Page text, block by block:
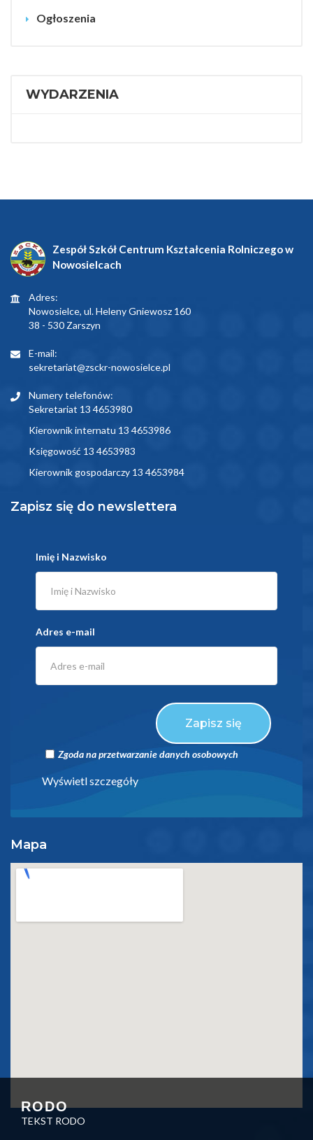
Ogłoszenia
WYDARZENIA
Zespół Szkół Centrum Kształcenia Rolniczego w
Nowosielcach
Adres:
Nowosielce, ul. Heleny Gniewosz 160
38 - 530 Zarszyn
E-mail:
sekretariat@zsckr-nowosielce.pl
Numery telefonów:
Sekretariat 13 4653980
Kierownik internatu 13 4653986
Księgowość 13 4653983
Kierownik gospodarczy 13 4653984
Zapisz się do newslettera
Imię i Nazwisko
Adres e-mail
Zapisz się
Zgoda na przetwarzanie danych osobowych
Wyświetl szczegóły
Mapa
RODO
TEKST RODO